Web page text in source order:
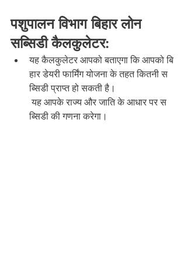
पशुपालन विभाग बिहार लोन
सब्सिडी कैलकुलेटर:
यह कैलकुलेटर आपको बताएगा कि आपको बि
हार डेयरी फार्मिंग योजना के तहत कितनी स
ब्सिडी प्राप्त हो सकती है।
यह आपके राज्य और जाति के आधार पर स
ब्सिडी की गणना करेगा।